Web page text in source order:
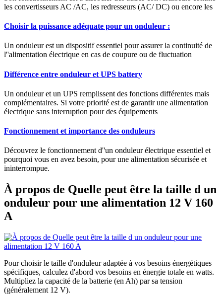
les convertisseurs AC /AC, les redresseurs (AC/ DC) ou encore les
Choisir la puissance adéquate pour un onduleur :
Un onduleur est un dispositif essentiel pour assurer la continuité de
l''alimentation électrique en cas de coupure ou de fluctuation
Différence entre onduleur et UPS battery
Un onduleur et un UPS remplissent des fonctions différentes mais
complémentaires. Si votre priorité est de garantir une alimentation
électrique sans interruption pour des équipements
Fonctionnement et importance des onduleurs
Découvrez le fonctionnement d''un onduleur électrique essentiel et
pourquoi vous en avez besoin, pour une alimentation sécurisée et
ininterrompue.
À propos de Quelle peut être la taille d un
onduleur pour une alimentation 12 V 160
A
Pour choisir le taille d'onduleur adaptée à vos besoins énergétiques
spécifiques, calculez d'abord vos besoins en énergie totale en watts.
Multipliez la capacité de la batterie (en Ah) par sa tension
(généralement 12 V).